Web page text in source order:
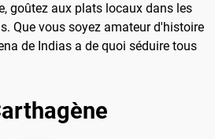
goûtez aux plats locaux dans les
Que vous soyez amateur d'histoire
de Indias a de quoi séduire tous